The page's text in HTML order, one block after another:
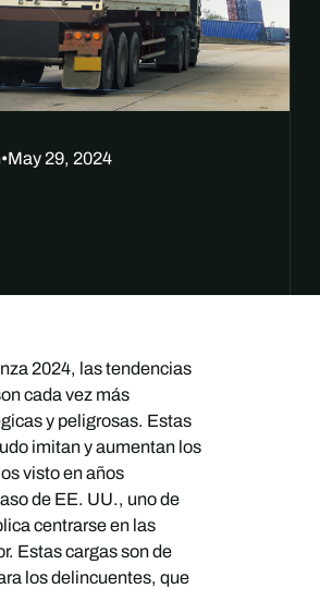
•May 29, 2024
2024, las tendencias
cada vez más
y peligrosas. Estas
imitan y aumentan los
visto en años
de EE. UU., uno de
centrarse en las
Estas cargas son de
los delincuentes, que